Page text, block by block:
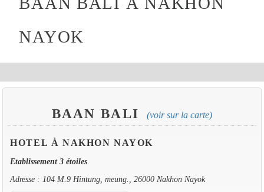
NAYOK
BAAN BALI (voir sur la carte)
HOTEL À NAKHON NAYOK
Etablissement 3 étoiles
Adresse : 104 M.9 Hintung, meung., 26000 Nakhon Nayok